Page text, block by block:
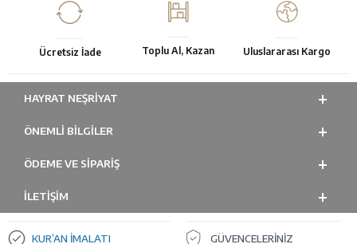
Ücretsiz İade Toplu Al, Kazan Uluslararası Kargo
HAYRAT NEŞRIYAT
ÖNEMLI BILGILER
ÖDEME VE SİPARİŞ
İLETİŞİM
KUR’AN İMALATI GÜVENCELERİNİZ